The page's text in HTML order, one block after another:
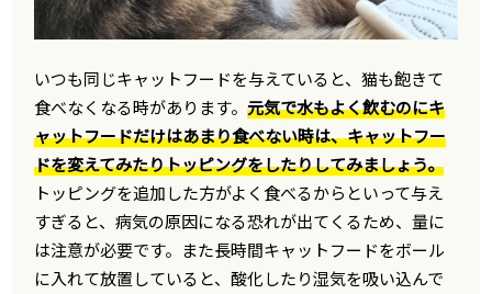
いつも同じキャットフードを与えていると、猫も飽きて
食べなくなる時があります。元気で水もよく飲むのにキ
ャットフードだけはあまり食べない時は、キャットフー
ドを変えてみたりトッピングをしたりしてみましょう。
トッピングを追加した方がよく食べるからといって与え
すぎると、病気の原因になる恐れが出てくるため、量に
は注意が必要です。また長時間キャットフードをボール
に入れて放置していると、酸化したり湿気を吸い込んで